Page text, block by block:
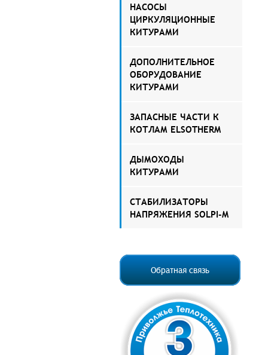
НАСОСЫ
ЦИРКУЛЯЦИОННЫЕ
КИТУРАМИ
ДОПОЛНИТЕЛЬНОЕ
ОБОРУДОВАНИЕ
КИТУРАМИ
ЗАПАСНЫЕ ЧАСТИ К
КОТЛАМ ELSOTHERM
ДЫМОХОДЫ
КИТУРАМИ
СТАБИЛИЗАТОРЫ
НАПРЯЖЕНИЯ SOLPI-M
Обратная связь